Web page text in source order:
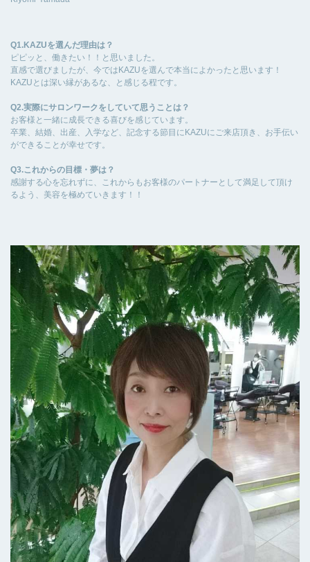
Q1.KAZUを選んだ理由は？
ピピッと、働きたい！！と思いました。
直感で選びましたが、今ではKAZUを選んで本当によかったと思います！
KAZUとは深い縁があるな、と感じる程です。
Q2.実際にサロンワークをしていて思うことは？
お客様と一緒に成長できる喜びを感じています。
卒業、結婚、出産、入学など、記念する節目にKAZUにご来店頂き、お手伝い
ができることが幸せです。
Q3.これからの目標・夢は？
感謝する心を忘れずに、これからもお客様のパートナーとして満足して頂け
るよう、美容を極めていきます！！